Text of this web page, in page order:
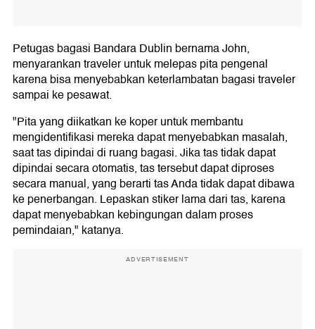
Petugas bagasi Bandara Dublin bernama John,
menyarankan traveler untuk melepas pita pengenal
karena bisa menyebabkan keterlambatan bagasi traveler
sampai ke pesawat.
"Pita yang diikatkan ke koper untuk membantu
mengidentifikasi mereka dapat menyebabkan masalah,
saat tas dipindai di ruang bagasi. Jika tas tidak dapat
dipindai secara otomatis, tas tersebut dapat diproses
secara manual, yang berarti tas Anda tidak dapat dibawa
ke penerbangan. Lepaskan stiker lama dari tas, karena
dapat menyebabkan kebingungan dalam proses
pemindaian," katanya.
ADVERTISEMENT